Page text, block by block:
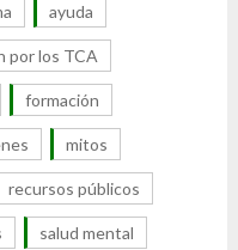
ayuda
por los TCA
formación
mitos
recursos públicos
salud mental